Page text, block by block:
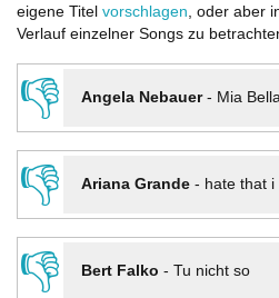
eigene Titel vorschlagen, oder aber
Verlauf einzelner Songs zu
👎 Angela Nebauer- Mia
👎
Ariana Grande- hate that
👎
Bert Falko - Tu nicht so